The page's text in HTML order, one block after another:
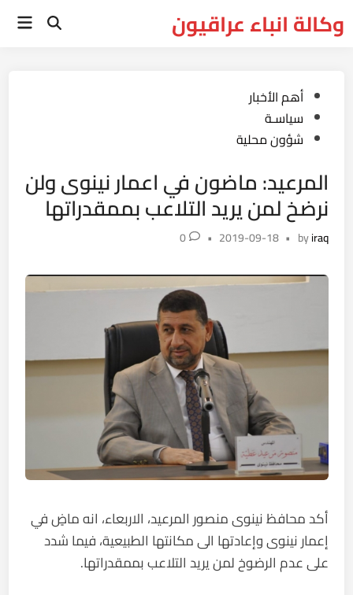
toوكالة انباء عراقيون Open
Posted
in
أهم الأخبار
سياسـة
شؤون محلية
المرعيد: ماضون في اعمار نينوى ولن
نرضخ لمن يريد التلاعب بممقدراتها
byiraq
•
2019-09-18
•
0
أكد محافظ نينوى منصور المرعيد، الاربعاء، انه ماضٍ في
إعمار نينوى وإعادتها الى مكانتها الطبيعية، فيما شدد
على عدم الرضوخ لمن يريد التلاعب بممقدراتها.